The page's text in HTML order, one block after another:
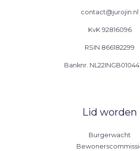
contact@jurojin.nl
KvK 92816096
RSIN 866182299
Banknr.
Lid worden
Burgerwacht